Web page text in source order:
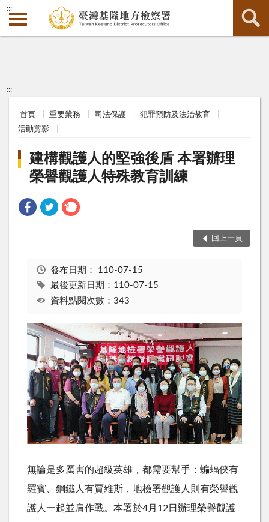
:::
:::
首頁 重要業務 司法保護
犯罪預防及法治教育
活動剪影
建構觀護人的堅強後盾 本署辦理
榮譽觀護人特殊教育訓練
回上一頁
發布日期： 110-07-15
最後更新日期：110-07-15
資料點閱次數：343
無論是多厲害的超級英雄，都需要幫手：蝙蝠俠有
羅賓、鋼鐵人有賈維斯，地檢署觀護人則有榮譽觀
護人一起並肩作戰。本署於4月 12 日辦理榮譽觀護